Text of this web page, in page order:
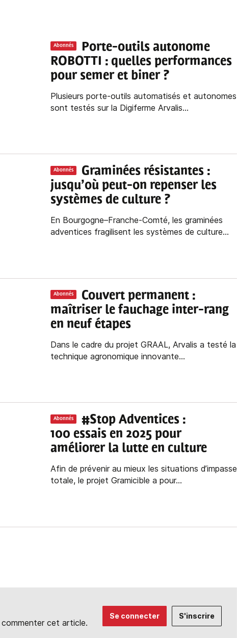
Abonnés
Porte-outils autonome
ROBOTTI : quelles performances
pour semer et biner ?
Plusieurs porte-outils automatisés et autonomes
sont testés sur la Digiferme Arvalis...
Abonnés
Graminées résistantes :
jusqu’où peut-on repenser les
systèmes de culture ?
En Bourgogne–Franche-Comté, les graminées
adventices fragilisent les systèmes de culture...
Abonnés
Couvert permanent :
maîtriser le fauchage inter-rang
en neuf étapes
Dans le cadre du projet GRAAL, Arvalis a testé la
technique agronomique innovante...
Abonnés
#Stop Adventices :
100 essais en 2025 pour
améliorer la lutte en culture
Afin de prévenir au mieux les situations d’impasse
totale, le projet Gramicible a pour...
cet article.
Se connecter S'inscrire